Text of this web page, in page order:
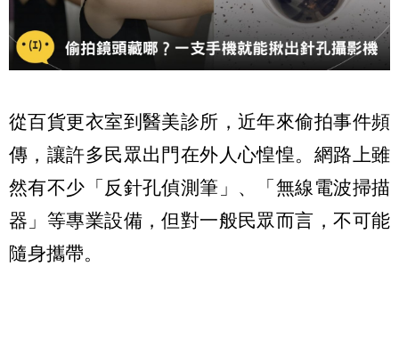
從百貨更衣室到醫美診所，近年來偷拍事件頻
傳，讓許多民眾出門在外人心惶惶。網路上雖
然有不少「反針孔偵測筆」、「無線電波掃描
器」等專業設備，但對一般民眾而言，不可能
隨身攜帶。